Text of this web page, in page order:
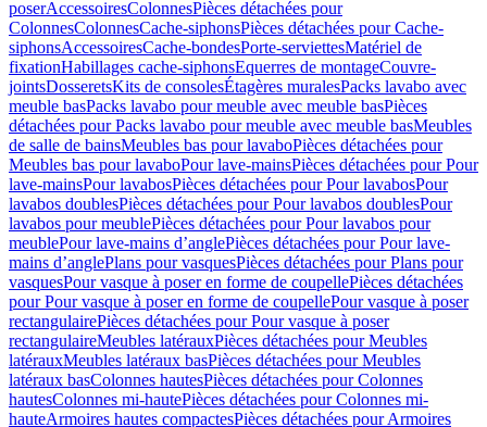
poserAccessoiresColonnesPièces détachées pour
ColonnesColonnesCache-siphonsPièces détachées pour Cache-
siphonsAccessoiresCache-bondesPorte-serviettesMatériel de
fixationHabillages cache-siphonsEquerres de montageCouvre-
jointsDosseretsKits de consolesÉtagères muralesPacks lavabo avec
meuble basPacks lavabo pour meuble avec meuble basPièces
détachées pour Packs lavabo pour meuble avec meuble basMeubles
de salle de bainsMeubles bas pour lavaboPièces détachées pour
Meubles bas pour lavaboPour lave-mainsPièces détachées pour Pour
lave-mainsPour lavabosPièces détachées pour Pour lavabosPour
lavabos doublesPièces détachées pour Pour lavabos doublesPour
lavabos pour meublePièces détachées pour Pour lavabos pour
meublePour lave-mains d’anglePièces détachées pour Pour lave-
mains d’anglePlans pour vasquesPièces détachées pour Plans pour
vasquesPour vasque à poser en forme de coupellePièces détachées
pour Pour vasque à poser en forme de coupellePour vasque à poser
rectangulairePièces détachées pour Pour vasque à poser
rectangulaireMeubles latérauxPièces détachées pour Meubles
latérauxMeubles latéraux basPièces détachées pour Meubles
latéraux basColonnes hautesPièces détachées pour Colonnes
hautesColonnes mi-hautePièces détachées pour Colonnes mi-
hauteArmoires hautes compactesPièces détachées pour Armoires